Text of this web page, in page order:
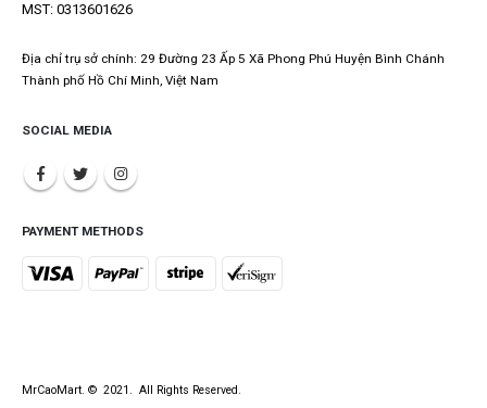
MST: 0313601626
Địa chỉ trụ sở chính: 29 Đường 23 Ấp 5 Xã Phong Phú Huyện Bình Chánh
Thành phố Hồ Chí Minh, Việt Nam
SOCIAL MEDIA
PAYMENT METHODS
MrCaoMart. © 2021. All Rights Reserved.